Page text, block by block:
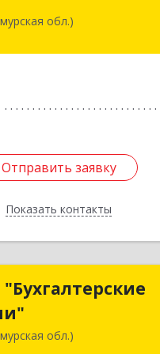
обл.)
Отправить заявку
Показать контакты
обл, Благовещенск г,
Отправить заявку
Назад
обл.)